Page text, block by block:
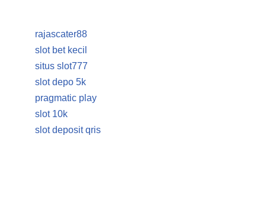
rajascater88
slot bet kecil
situs slot777
slot depo 5k
pragmatic play
slot 10k
slot deposit qris